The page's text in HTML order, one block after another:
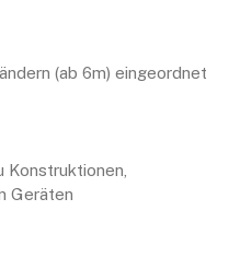
(ab 6m) eingeordnet
Konstruktionen,
Geräten